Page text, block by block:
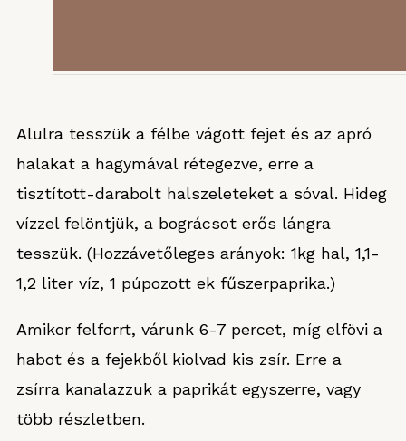
Alulra tesszük a félbe vágott fejet és az apró
halakat a hagymával rétegezve, erre a
tisztított-darabolt halszeleteket a sóval. Hideg
vízzel felöntjük, a bográcsot erős lángra
tesszük. (Hozzávetőleges arányok: 1kg hal, 1,1-
1,2 liter víz, 1 púpozott ek fűszerpaprika.)
Amikor felforrt, várunk 6-7 percet, míg elfövi a
habot és a fejekből kiolvad kis zsír. Erre a
zsírra kanalazzuk a paprikát egyszerre, vagy
több részletben.